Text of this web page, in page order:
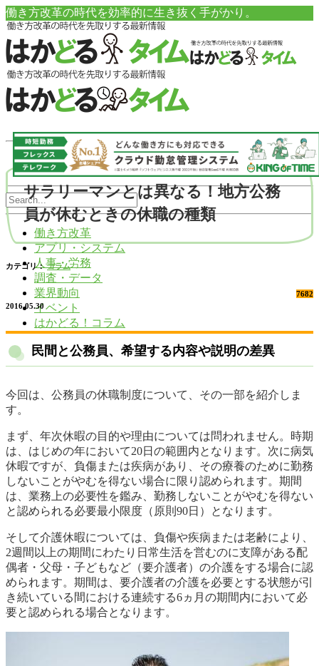
働き方改革の時代を効率的に生き抜く手がかり。
働き方改革
アプリ・システム
人事・労務
調査・データ
業界動向
イベント
はかどる！コラム
サラリーマンとは異なる！地方公務
員が休むときの休職の種類
カテゴリ： コラム
7682
2016.05.30
民間と公務員、希望する内容や説明の差異
今回は、公務員の休職制度について、その一部を紹介しま
す。
まず、年次休暇の目的や理由については問われません。時期
は、はじめの年において20日の範囲内となります。次に病気
休暇ですが、負傷または疾病があり、その療養のために勤務
しないことがやむを得ない場合に限り認められます。期間
は、業務上の必要性を鑑み、勤務しないことがやむを得ない
と認められる必要最小限度（原則90日）となります。
そして介護休暇については、負傷や疾病または老齢により、
2週間以上の期間にわたり日常生活を営むのに支障がある配
偶者・父母・子どもなど（要介護者）の介護をする場合に認
められます。期間は、要介護者の介護を必要とする状態が引
き続いている間における連続する6ヵ月の期間内において必
要と認められる場合となります。